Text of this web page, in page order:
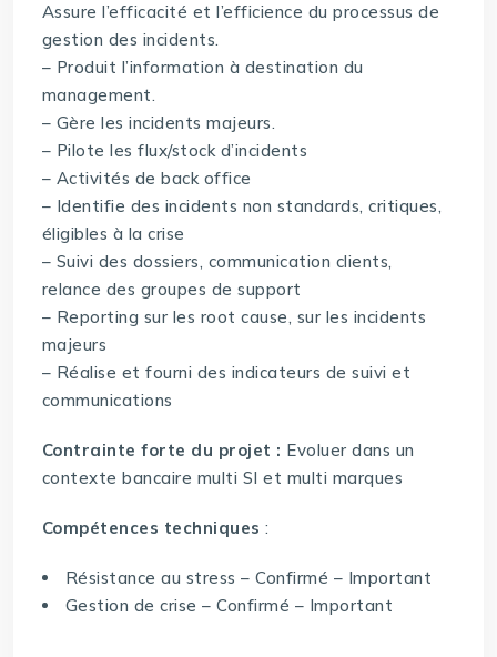
Assure l’efficacité et l’efficience du processus de
gestion des incidents.
– Produit l’information à destination du
management.
– Gère les incidents majeurs.
– Pilote les flux/stock d’incidents
– Activités de back office
– Identifie des incidents non standards, critiques,
éligibles à la crise
– Suivi des dossiers, communication clients,
relance des groupes de support
– Reporting sur les root cause, sur les incidents
majeurs
– Réalise et fourni des indicateurs de suivi et
communications
Contrainte forte du projet : Evoluer dans un
contexte bancaire multi SI et multi marques
Compétences techniques:
Résistance au stress – Confirmé – Important
Gestion de crise – Confirmé – Important